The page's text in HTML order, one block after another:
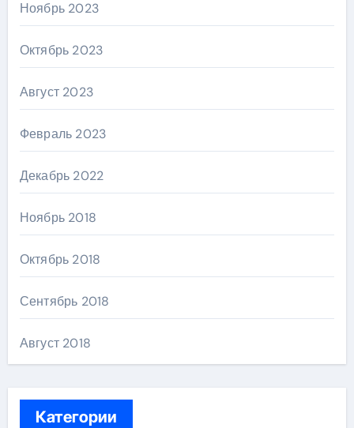
Ноябрь 2023
Октябрь 2023
Август 2023
Февраль 2023
Декабрь 2022
Ноябрь 2018
Октябрь 2018
Сентябрь 2018
Август 2018
Категории